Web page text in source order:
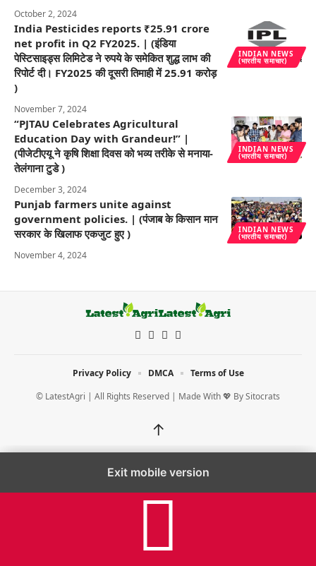
October 2, 2024
INDIAN NEWS
(भारतीय समाचार)
India Pesticides reports ₹25.91 crore
net profit in Q2 FY2025. | (इंडिया
पेस्टिसाइड्स लिमिटेड ने रुपये के समेकित शुद्ध लाभ की
रिपोर्ट दी। FY2025 की दूसरी तिमाही में 25.91 करोड़
)
November 7, 2024
INDIAN NEWS
(भारतीय समाचार)
“PJTAU Celebrates Agricultural
Education Day with Grandeur!” |
(पीजेटीएयू ने कृषि शिक्षा दिवस को भव्य तरीके से मनाया-
तेलंगाना टुडे )
December 3, 2024
INDIAN NEWS
(भारतीय समाचार)
Punjab farmers unite against
government policies. | (पंजाब के किसान मान
सरकार के खिलाफ एकजुट हुए )
November 4, 2024
© LatestAgri | All Rights Reserved | Made With 💖 BySitocrats
Privacy Policy DMCA Terms of Use
↑
Exit mobile version